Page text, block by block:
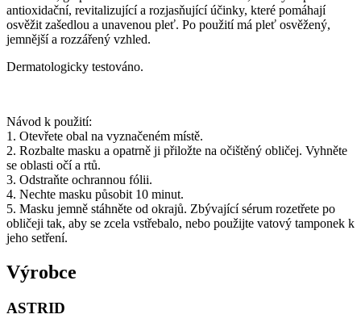
antioxidační, revitalizující a rozjasňující účinky, které pomáhají
osvěžit zašedlou a unavenou pleť. Po použití má pleť osvěžený,
jemnější a rozzářený vzhled.
Dermatologicky testováno.
Návod k použití:
1. Otevřete obal na vyznačeném místě.
2. Rozbalte masku a opatrně ji přiložte na očištěný obličej. Vyhněte
se oblasti očí a rtů.
3. Odstraňte ochrannou fólii.
4. Nechte masku působit 10 minut.
5. Masku jemně stáhněte od okrajů. Zbývající sérum rozetřete po
obličeji tak, aby se zcela vstřebalo, nebo použijte vatový tamponek k
jeho setření.
Výrobce
ASTRID